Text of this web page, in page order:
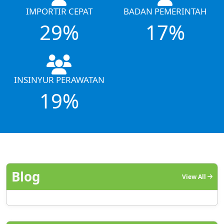
IMPORTIR CEPAT
29%
BADAN PEMERINTAH
17%
INSINYUR PERAWATAN
19%
Blog View All